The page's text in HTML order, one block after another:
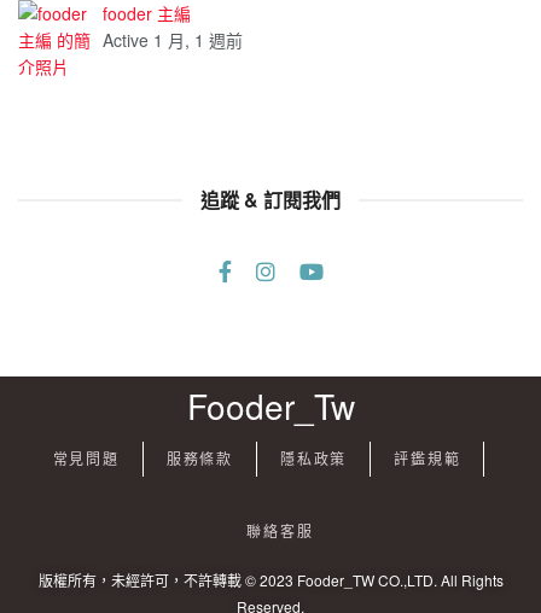
fooder 主編
Active 1 月, 1 週前
追蹤 & 訂閱我們
Fooder_Tw
常見問題 服務條款 隱私政策 評鑑規範
聯絡客服
版權所有，未經許可，不許轉載 © 2023 Fooder_TW CO.,LTD. All Rights
Reserved.